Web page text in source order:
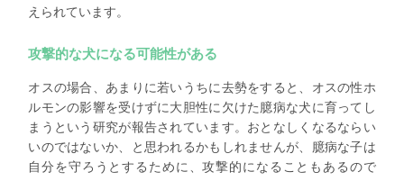
えられています。
攻撃的な犬になる可能性がある
オスの場合、あまりに若いうちに去勢をすると、オスの性ホ
ルモンの影響を受けずに大胆性に欠けた臆病な犬に育ってし
まうという研究が報告されています。おとなしくなるならい
いのではないか、と思われるかもしれませんが、臆病な子は
自分を守ろうとするために、攻撃的になることもあるので